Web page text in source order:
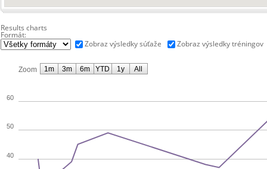
Results charts
Formát:
Zobraz výsledky súťaže
Zobraz výsledky tréningov
Zoom
40
50
60
1m 3m 6m YTD 1y All